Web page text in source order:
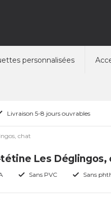
personnalisées
Livraison 5-8 jours ouvrables
chat
Les Déglingos,
Sans PVC Sans